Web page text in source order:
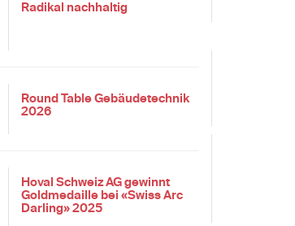
Radikal nachhaltig
Round Table Gebäudetechnik
2026
Hoval Schweiz AG gewinnt
Goldmedaille bei «Swiss Arc
Darling» 2025